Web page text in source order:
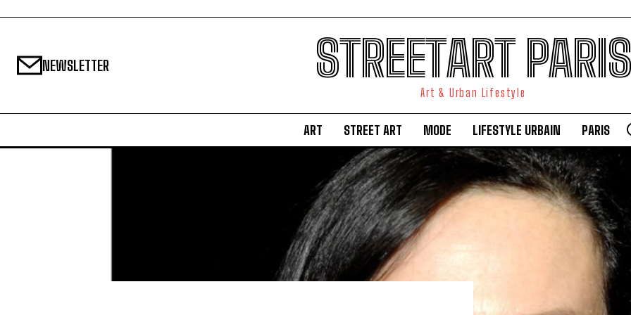
NEWSLETTER STREETART PARIS
Art & Urban Lifestyle
ART STREET ART MODE LIFESTYLE URBAIN PARIS